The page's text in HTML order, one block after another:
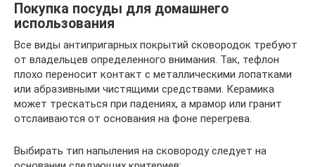
Покупка посуды для домашнего
использования
Все виды антипригарных покрытий сковородок требуют
от владельцев определенного внимания. Так, тефлон
плохо переносит контакт с металлическими лопатками
или абразивными чистящими средствами. Керамика
может трескаться при падениях, а мрамор или гранит
отслаиваются от основания на фоне перегрева.
Выбирать тип напыления на сковороду следует на